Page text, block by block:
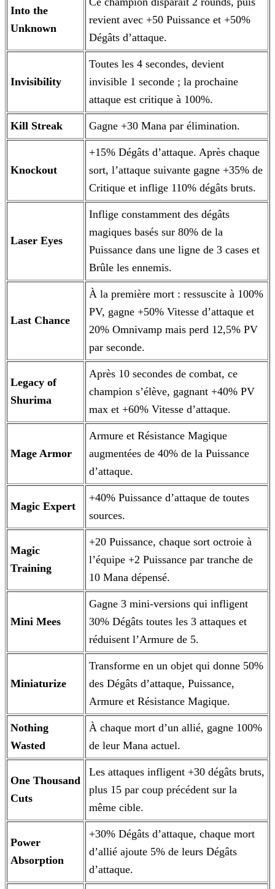
Into the
Unknown
revient avec +50 Puissance et +50%
Dégâts d’attaque.
Invisibility
Toutes les 4 secondes, devient
invisible 1 seconde ; la prochaine
attaque est critique à 100%.
Kill Streak Gagne +30 Mana par élimination.
Knockout
+15% Dégâts d’attaque. Après chaque
sort, l’attaque suivante gagne +35% de
Critique et inflige 110% dégâts bruts.
Laser Eyes
Inflige constamment des dégâts
magiques basés sur 80% de la
Puissance dans une ligne de 3 cases et
Brûle les ennemis.
Last Chance
À la première mort : ressuscite à 100%
PV, gagne +50% Vitesse d’attaque et
20% Omnivamp mais perd 12,5% PV
par seconde.
Legacy of
Shurima
Après 10 secondes de combat, ce
champion s’élève, gagnant +40% PV
max et +60% Vitesse d’attaque.
Mage Armor
Armure et Résistance Magique
augmentées de 40% de la Puissance
d’attaque.
Magic Expert
+40% Puissance d’attaque de toutes
sources.
Magic
Training
+20 Puissance, chaque sort octroie à
l’équipe +2 Puissance par tranche de
10 Mana dépensé.
Mini Mees
Gagne 3 mini-versions qui infligent
30% Dégâts toutes les 3 attaques et
réduisent l’Armure de 5.
Miniaturize
Transforme en un objet qui donne 50%
des Dégâts d’attaque, Puissance,
Armure et Résistance Magique.
Nothing
Wasted
À chaque mort d’un allié, gagne 100%
de leur Mana actuel.
One Thousand
Cuts
Les attaques infligent +30 dégâts bruts,
plus 15 par coup précédent sur la
même cible.
Power
Absorption
+30% Dégâts d’attaque, chaque mort
d’allié ajoute 5% de leurs Dégâts
d’attaque.